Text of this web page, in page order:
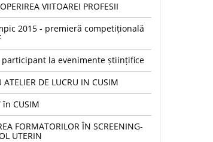
VIITOAREI PROFESII
2015 - premieră competițională
participant la evenimente științifice
DE LUCRU IN CUSIM
în CUSIM
FORMATORILOR ÎN SCREENING-
UTERIN